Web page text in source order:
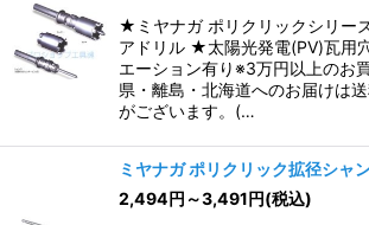
★ミヤナガ ポリクリックシリー
アドリル ★太陽光発電(PV)瓦用
エーション有り※3万円以上のお
県・離島・北海道へのお届けは
がございます。(…
ミヤナガ ポリクリック拡径シャ
2,494円 ～3,491円(税込)